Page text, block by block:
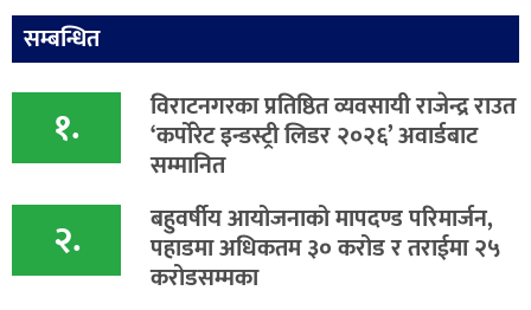
सम्बन्धित
१. विराटनगरका प्रतिष्ठित व्यवसायी राजेन्द्र राउत
‘कर्पोरेट इन्डस्ट्री लिडर २०२६’ अवार्डबाट
सम्मानित
२. बहुवर्षीय आयोजनाको मापदण्ड परिमार्जन,
पहाडमा अधिकतम ३० करोड र तराईमा २५
करोडसम्मका